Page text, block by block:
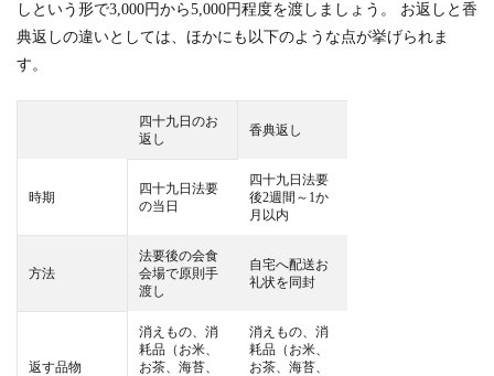
しという形で3,000円から5,000円程度を渡しましょう。 お返しと香
典返しの違いとしては、ほかにも以下のような点が挙げられま
す。
四十九日のお
返し
香典返し
時期
四十九日法要
の当日
四十九日法要
後2週間～1か
月以内
方法
法要後の会食
会場で原則手
渡し
自宅へ配送お
礼状を同封
返す品物
消えもの、消
耗品（お米、
お茶、海苔、
消えもの、消
耗品（お米、
お茶、海苔、